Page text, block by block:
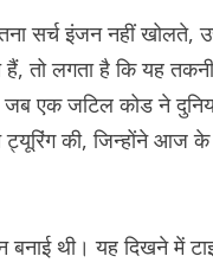
सर्च इंजन नहीं
हैं, तो लगता है कि यह
एक जटिल कोड ने
की, जिन्‍होंने आज के
बनाई थी। यह दिखने में